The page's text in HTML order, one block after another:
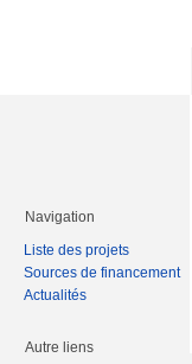
Navigation
Liste des projets
Sources de financement
Actualités
Autre liens